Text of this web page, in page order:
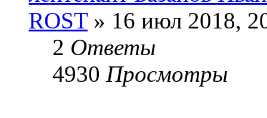
ROST» 16 июл 2018,
2 Ответы
4930 Просмотры